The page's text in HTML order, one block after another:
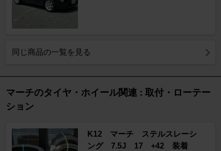
同じ商品の一覧を見る
マーチのタイヤ・ホイール関連 : 取付・ローテー
ション
K12 マーチ ステルスレーシ
ング 7.5J 17 +42 装着